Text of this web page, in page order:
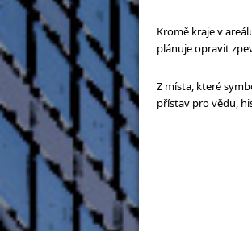
Kromě kraje v
plánuje opravit
Z místa, které
přístav pro vědu,